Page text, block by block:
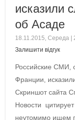
исказили
об Асаде
18.11.2015, Середа |
Залишити відгук
Российские СМИ,
Франции,
Скриншот сайта
Новости
неутомимо ищем